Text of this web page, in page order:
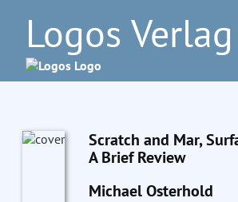
Logos
Scratch and Mar,
A Brief Review
Michael Osterhold